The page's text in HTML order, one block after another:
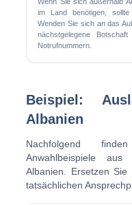
im Land benötigen,
Wenden Sie sich an das
nächstgelegene
Notrufnummern.
Beispiel:
Albanien
Nachfolgend
Anwahlbeispiele aus
Albanien. Ersetzen
tatsächlichen